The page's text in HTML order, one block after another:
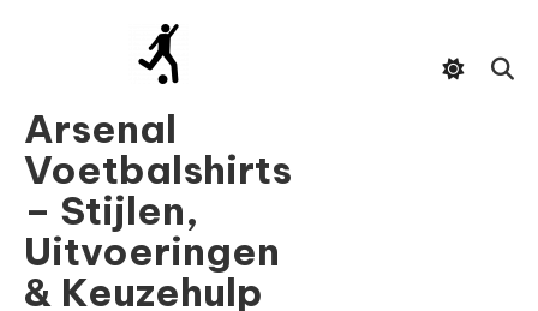
Arsenal
Voetbalshirts
– Stijlen,
Uitvoeringen
& Keuzehulp